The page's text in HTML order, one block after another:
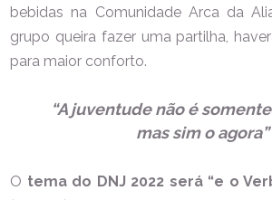
bebidas na Comunidade Arca da
grupo queira fazer uma partilha,
para maior conforto.
“A juventude não é somente
mas sim o agora”
O tema do DNJ 2022 será “e o